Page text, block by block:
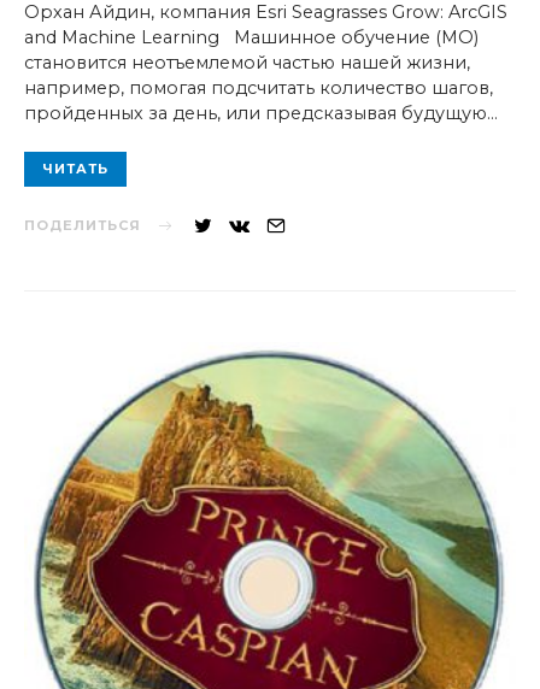
Орхан Айдин, компания Esri Seagrasses Grow: ArcGIS
and Machine Learning Машинное обучение (МО)
становится неотъемлемой частью нашей жизни,
например, помогая подсчитать количество шагов,
пройденных за день, или предсказывая будущую…
ЧИТАТЬ
ПОДЕЛИТЬСЯ